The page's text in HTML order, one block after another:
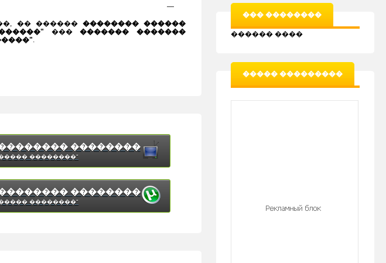
—
�� ������ �������� ������
���������� �������
.
��������
��������"
��������
��������"
��� ��������
������ ����
����� ���������